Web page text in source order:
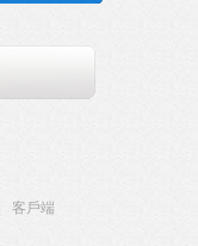
客戶端